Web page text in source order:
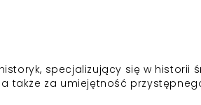
specjalizujący się w historii
a także za umiejętność